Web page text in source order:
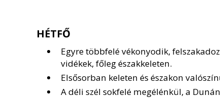
HÉTFŐ
Egyre többfelé vékonyodik,
vidékek, főleg északkeleten.
Elsősorban keleten és északon
A déli szél sokfelé megélénkül, a